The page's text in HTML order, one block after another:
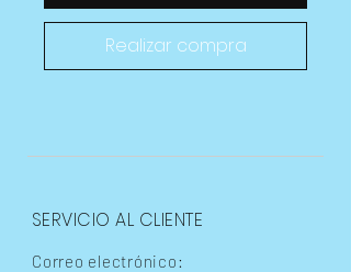
Realizar compra
SERVICIO AL CLIENTE
Correo electrónico: